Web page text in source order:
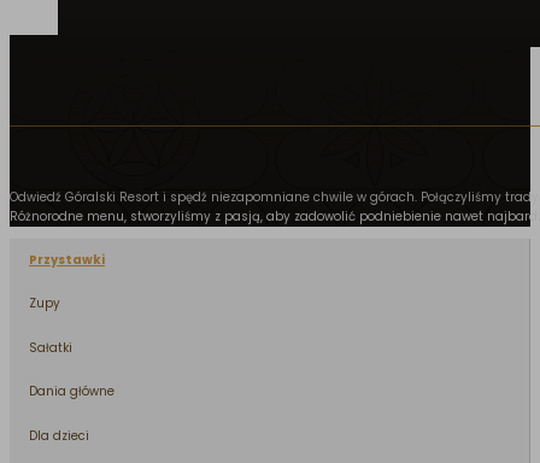
Odwiedź Góralski Resort i spędź niezapomniane chwile w górach. Połączyliśmy
Różnorodne menu, stworzyliśmy z pasją, aby zadowolić podniebienie nawet
Przystawki
Zupy
Sałatki
Dania główne
Dla dzieci